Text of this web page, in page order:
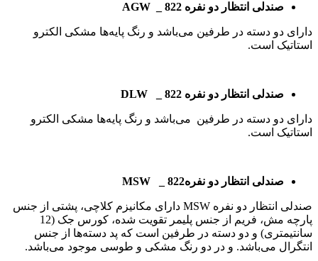
صندلی انتظار دو نفره AGW _ 822
دارای دو دسته در طرفین می‌باشد و رنگ پایه‌ها مشکی الکترو
استاتیک است.
صندلی انتظار دو نفره DLW _ 822
دارای دو دسته در طرفین می‌باشد و رنگ پایه‌ها مشکی الکترو
استاتیک است.
صندلی انتظار دو نفره MSW _ 822
صندلی انتظار دو نفره MSW دارای مکانیزم کلاچی، پشتی از جنس
پارچه مش، فریم از جنس پلیمر تقویت شده، کورس جک (12
سانتیمتری) و دو دسته در طرفین است که پد دسته‌ها از جنس
انتگرال می‌باشد. و در دو رنگ مشکی و طوسی موجود می‌باشد.